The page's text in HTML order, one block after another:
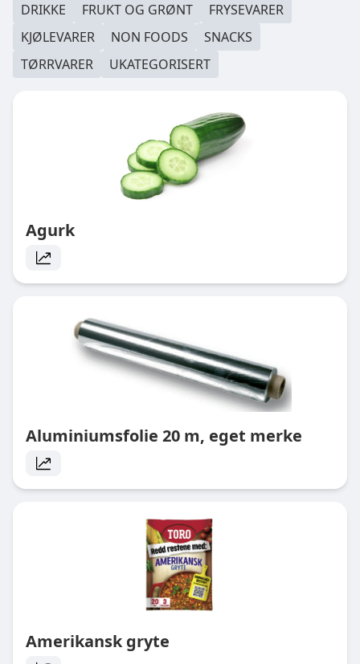
DRIKKE FRUKT OG GRØNT
FRYSEVARER
KJØLEVARER
NON FOODS
SNACKS
TØRRVARER
UKATEGORISERT
Agurk
Aluminiumsfolie 20 m, eget merke
Amerikansk gryte